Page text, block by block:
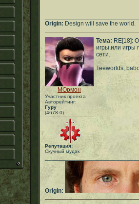
Origin: Design will save the world.
МОрмон
Участник проекта
Авторейтинг:
Гуру
(4678-0)
Репутация:
Скучный мудак
Тема: RE[18]:
игры,или игры
сети.
Teeworlds,
Origin: